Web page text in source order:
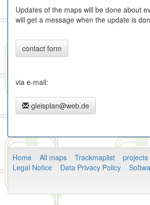
Updates of the maps will be done about
will get a message when the update is
contact form
via e-mail:
gleisplan@web.de
Home All maps Trackmaplist projects
Legal Notice
Data Privacy Policy